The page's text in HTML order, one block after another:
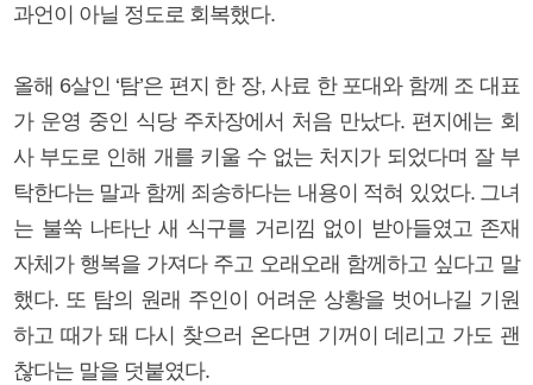
과언이 아닐 정도로 회복했다.
올해 6살인 ‘탐’은 편지 한 장, 사료 한 포대와 함께 조 대표
가 운영 중인 식당 주차장에서 처음 만났다. 편지에는 회
사 부도로 인해 개를 키울 수 없는 처지가 되었다며 잘 부
탁한다는 말과 함께 죄송하다는 내용이 적혀 있었다. 그녀
는 불쑥 나타난 새 식구를 거리낌 없이 받아들였고 존재
자체가 행복을 가져다 주고 오래오래 함께하고 싶다고 말
했다. 또 탐의 원래 주인이 어려운 상황을 벗어나길 기원
하고 때가 돼 다시 찾으러 온다면 기꺼이 데리고 가도 괜
찮다는 말을 덧붙였다.